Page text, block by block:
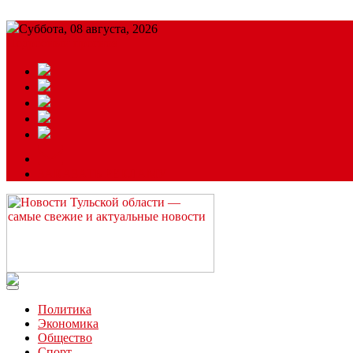
Суббота, 08 августа, 2026
Читайте последние новости дня в Тульской области на сайте
Политика
Экономика
Общество